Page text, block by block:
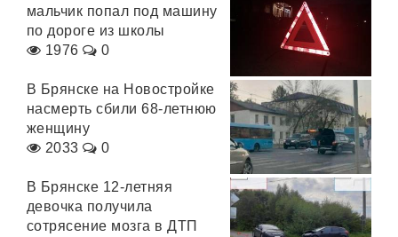
мальчик попал под машину
по дороге из школы
1976
0
В Брянске на Новостройке
насмерть сбили 68-летнюю
женщину
2033
0
В Брянске 12-летняя
девочка получила
сотрясение мозга в ДТП